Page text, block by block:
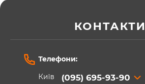
КОНТАКТИ
Телефони:
Київ
(095) 695-93-90